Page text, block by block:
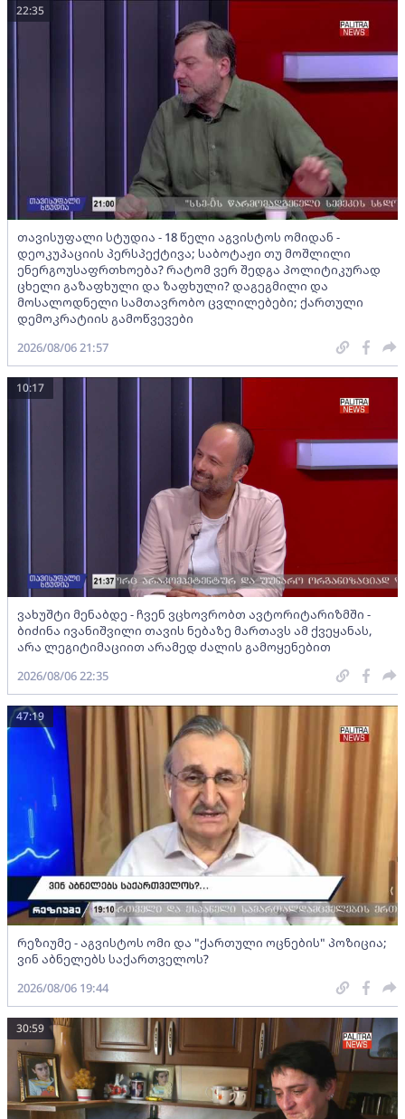
თავისუფალი სტუდია - 18 წელი აგვისტოს ომიდან -
დეოკუპაციის პერსპექტივა; საბოტაჟი თუ მოშლილი
ენერგოუსაფრთხოება? რატომ ვერ შედგა პოლიტიკურად
ცხელი გაზაფხული და ზაფხული? დაგეგმილი და
მოსალოდნელი სამთავრობო ცვლილებები; ქართული
დემოკრატიის გამოწვევები
22:35
2026/08/06 21:57
ვახუშტი მენაბდე - ჩვენ ვცხოვრობთ ავტორიტარიზმში -
ბიძინა ივანიშვილი თავის ნებაზე მართავს ამ ქვეყანას,
არა ლეგიტიმაციით არამედ ძალის გამოყენებით
10:17
2026/08/06 22:35
რეზიუმე - აგვისტოს ომი და "ქართული ოცნების" პოზიცია;
ვინ აბნელებს საქართველოს?
47:19
2026/08/06 19:44
30:59